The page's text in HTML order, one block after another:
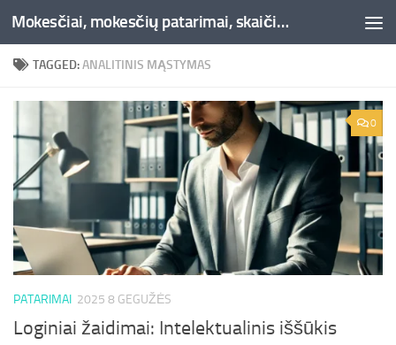
Skip to content Mokesčiai, mokesčių patarimai, skaičiuoklės, straipsniai -Liepaja.lt
TAGGED:ANALITINIS MĄSTYMAS
0
PATARIMAI 2025 8 GEGUŽĖS
Loginiai žaidimai: Intelektualinis iššūkis